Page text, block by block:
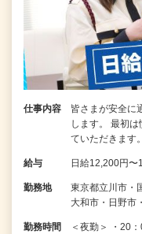
仕事内容
皆さまが安全に
します。 最初
ていただきます
給与 日給12,200円〜
勤務地
東京都立川市・
大和市・日野
勤務時間
＜夜勤＞ ・20